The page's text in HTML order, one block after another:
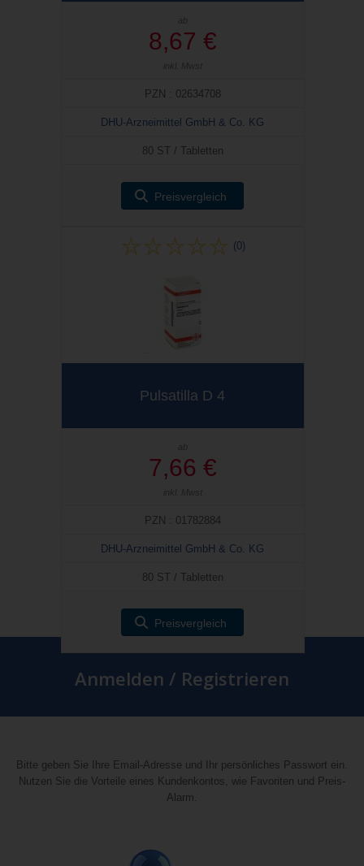
ab
8,67 €
inkl. Mwst
PZN : 02634708
DHU-Arzneimittel GmbH & Co. KG
80 ST / Tabletten
Preisvergleich
(0)
Pulsatilla D 4
ab
7,66 €
inkl. Mwst
PZN : 01782884
DHU-Arzneimittel GmbH & Co. KG
80 ST / Tabletten
Preisvergleich
Anmelden / Registrieren
Bitte geben Sie Ihre Email-Adresse und Ihr persönliches Passwort ein.
Nutzen Sie die Vorteile eines Kundenkontos, wie Favoriten und Preis-
Alarm.